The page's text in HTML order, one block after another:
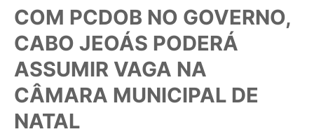
COM PCDOB NO GOVERNO,
CABO JEOÁS PODERÁ
ASSUMIR VAGA NA
CÂMARA MUNICIPAL DE
NATAL